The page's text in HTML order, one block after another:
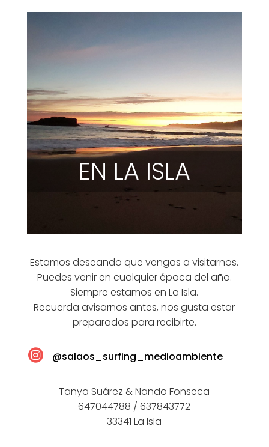
EN LA ISLA
Estamos deseando que vengas a visitarnos.
Puedes venir en cualquier época del año.
Siempre estamos en La Isla.
Recuerda avisarnos antes, nos gusta estar
preparados para recibirte.
 @salaos_surfing_medioambiente
Tanya Suárez & Nando Fonseca
647044788 / 637843772
33341 La Isla